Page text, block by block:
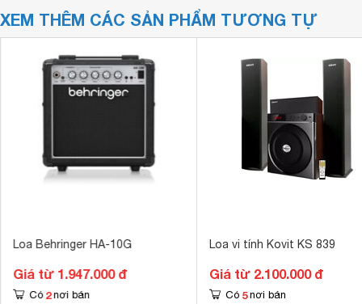
XEM THÊM CÁC SẢN PHẨM TƯƠNG TỰ
Loa Behringer HA-10G
Giá từ 1.947.000 đ
Có 2 nơi bán
Loa vi tính Kovit KS 839
Giá từ 2.100.000 đ
Có 5 nơi bán